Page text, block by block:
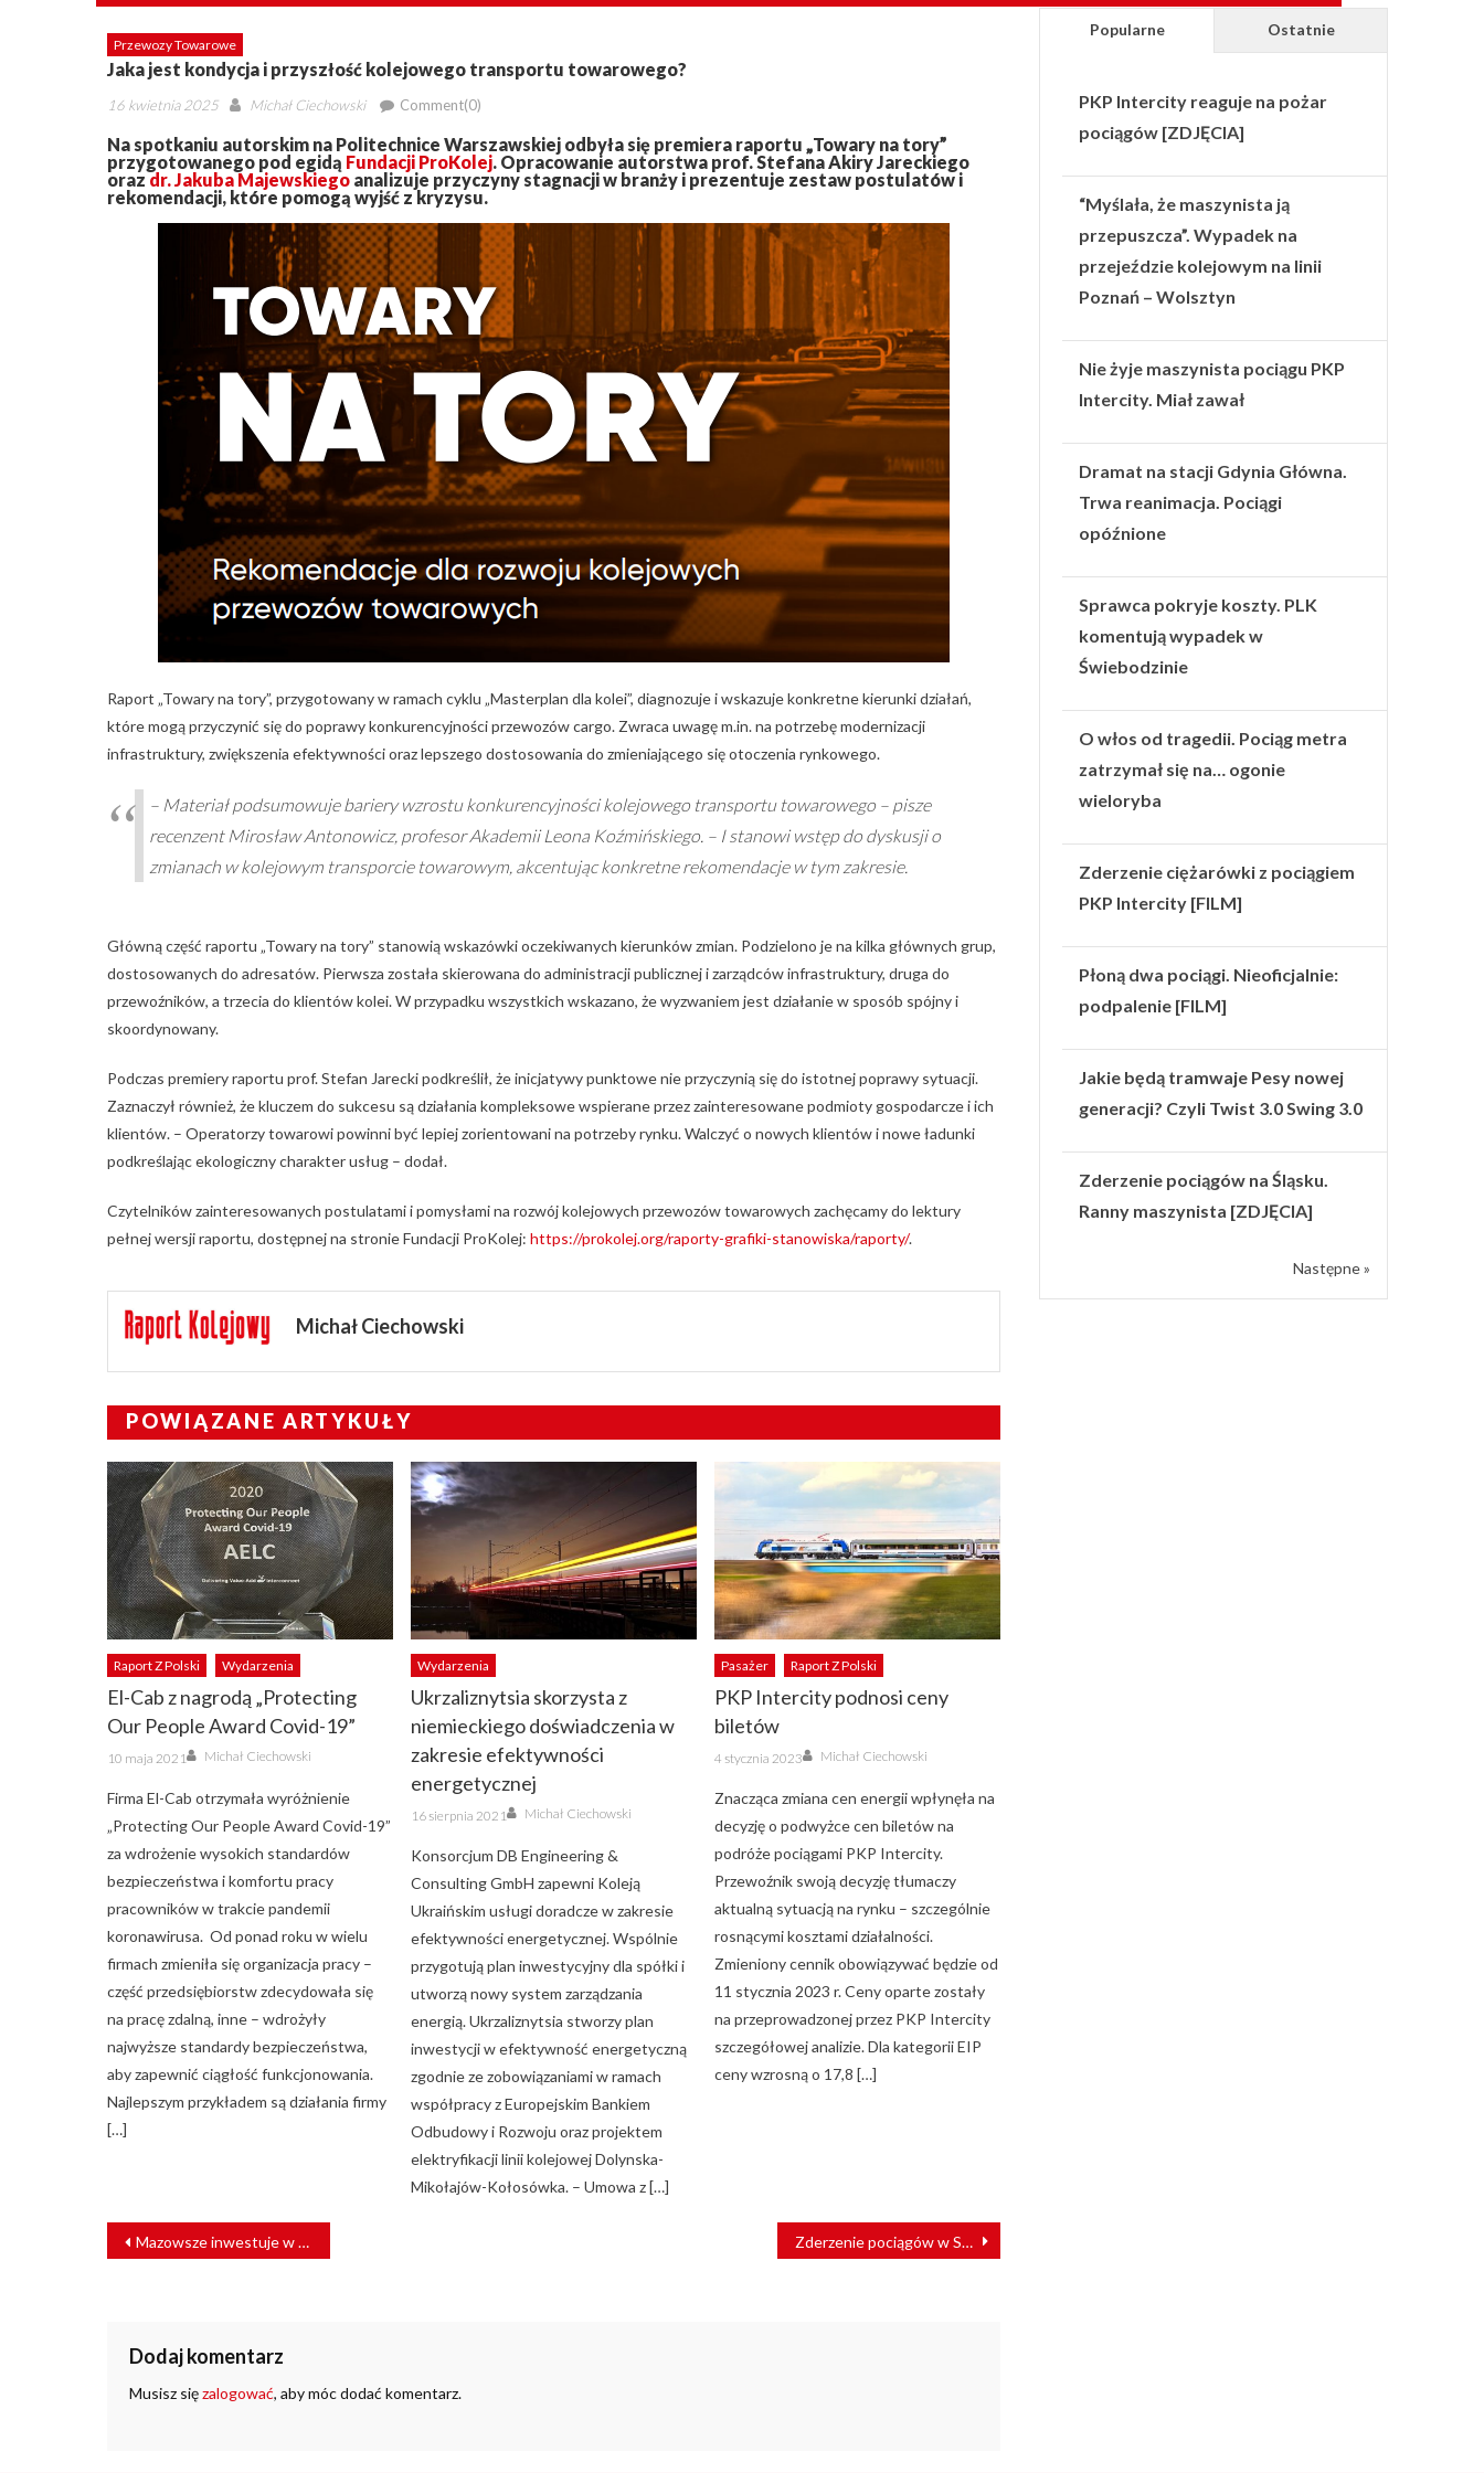
Przewozy Towarowe
Jaka jest kondycja i przyszłość kolejowego transportu towarowego?
Posted
16 kwietnia 2025 Author
Michał Ciechowski Comment(0)
Na spotkaniu autorskim na Politechnice Warszawskiej odbyła się premiera raportu „Towary na tory”
przygotowanego pod egidą Fundacji ProKolej. Opracowanie autorstwa prof. Stefana Akiry Jareckiego
orazdr. Jakuba Majewskiego analizuje przyczyny stagnacji w branży i prezentuje zestaw postulatów i
rekomendacji, które pomogą wyjść z kryzysu.
Raport „Towary na tory”, przygotowany w ramach cyklu „Masterplan dla kolei”, diagnozuje i wskazuje konkretne kierunki działań,
które mogą przyczynić się do poprawy konkurencyjności przewozów cargo. Zwraca uwagę m.in. na potrzebę modernizacji
infrastruktury, zwiększenia efektywności oraz lepszego dostosowania do zmieniającego się otoczenia rynkowego.
– Materiał podsumowuje bariery wzrostu konkurencyjności kolejowego transportu towarowego – pisze
recenzent Mirosław Antonowicz, profesor Akademii Leona Koźmińskiego. – I stanowi wstęp do dyskusji o
zmianach w kolejowym transporcie towarowym, akcentując konkretne rekomendacje w tym zakresie.
Główną część raportu „Towary na tory” stanowią wskazówki oczekiwanych kierunków zmian. Podzielono je na kilka głównych grup,
dostosowanych do adresatów. Pierwsza została skierowana do administracji publicznej i zarządców infrastruktury, druga do
przewoźników, a trzecia do klientów kolei. W przypadku wszystkich wskazano, że wyzwaniem jest działanie w sposób spójny i
skoordynowany.
Podczas premiery raportu prof. Stefan Jarecki podkreślił, że inicjatywy punktowe nie przyczynią się do istotnej poprawy sytuacji.
Zaznaczył również, że kluczem do sukcesu są działania kompleksowe wspierane przez zainteresowane podmioty gospodarcze i ich
klientów. – Operatorzy towarowi powinni być lepiej zorientowani na potrzeby rynku. Walczyć o nowych klientów i nowe ładunki
podkreślając ekologiczny charakter usług – dodał.
Czytelników zainteresowanych postulatami i pomysłami na rozwój kolejowych przewozów towarowych zachęcamy do lektury
pełnej wersji raportu, dostępnej na stronie Fundacji ProKolej: https://prokolej.org/raporty-grafiki-stanowiska/raporty/.
Michał Ciechowski
POWIĄZANE ARTYKUŁY
Raport Z Polski Wydarzenia
El-Cab z nagrodą „Protecting
Our People Award Covid-19”
Posted
on
10 maja 2021 Author
Michał Ciechowski
Firma El-Cab otrzymała wyróżnienie
„Protecting Our People Award Covid-19”
za wdrożenie wysokich standardów
bezpieczeństwa i komfortu pracy
pracowników w trakcie pandemii
koronawirusa. Od ponad roku w wielu
firmach zmieniła się organizacja pracy –
część przedsiębiorstw zdecydowała się
na pracę zdalną, inne – wdrożyły
najwyższe standardy bezpieczeństwa,
aby zapewnić ciągłość funkcjonowania.
Najlepszym przykładem są działania firmy
[…]
Wydarzenia
Ukrzaliznytsia skorzysta z
niemieckiego doświadczenia w
zakresie efektywności
energetycznej
Posted
on
16 sierpnia 2021 Author
Michał Ciechowski
Konsorcjum DB Engineering &
Consulting GmbH zapewni Koleją
Ukraińskim usługi doradcze w zakresie
efektywności energetycznej. Wspólnie
przygotują plan inwestycyjny dla spółki i
utworzą nowy system zarządzania
energią. Ukrzaliznytsia stworzy plan
inwestycji w efektywność energetyczną
zgodnie ze zobowiązaniami w ramach
współpracy z Europejskim Bankiem
Odbudowy i Rozwoju oraz projektem
elektryfikacji linii kolejowej Dolynska-
Mikołajów-Kołosówka. – Umowa z […]
Pasażer Raport Z Polski
PKP Intercity podnosi ceny
biletów
Posted
on
4 stycznia 2023 Author
Michał Ciechowski
Znacząca zmiana cen energii wpłynęła na
decyzję o podwyżce cen biletów na
podróże pociągami PKP Intercity.
Przewoźnik swoją decyzję tłumaczy
aktualną sytuacją na rynku – szczególnie
rosnącymi kosztami działalności.
Zmieniony cennik obowiązywać będzie od
11 stycznia 2023 r. Ceny oparte zostały
na przeprowadzonej przez PKP Intercity
szczegółowej analizie. Dla kategorii EIP
ceny wzrosną o 17,8 […]
NAWIGACJA
WPISU
Mazowsze inwestuje w zaplecze techniczne Kolei Mazowieckich Zderzenie pociągów w Stargardzie. Maszynista Polregio zwolniony
Dodaj komentarz
Musisz sięzalogować, aby móc dodać komentarz.
Popularne Ostatnie
PKP Intercity reaguje na pożar
pociągów [ZDJĘCIA]
“Myślała, że maszynista ją
przepuszcza”. Wypadek na
przejeździe kolejowym na linii
Poznań – Wolsztyn
Nie żyje maszynista pociągu PKP
Intercity. Miał zawał
Dramat na stacji Gdynia Główna.
Trwa reanimacja. Pociągi
opóźnione
Sprawca pokryje koszty. PLK
komentują wypadek w
Świebodzinie
O włos od tragedii. Pociąg metra
zatrzymał się na… ogonie
wieloryba
Zderzenie ciężarówki z pociągiem
PKP Intercity [FILM]
Płoną dwa pociągi. Nieoficjalnie:
podpalenie [FILM]
Jakie będą tramwaje Pesy nowej
generacji? Czyli Twist 3.0 Swing 3.0
Zderzenie pociągów na Śląsku.
Ranny maszynista [ZDJĘCIA]
Następne »